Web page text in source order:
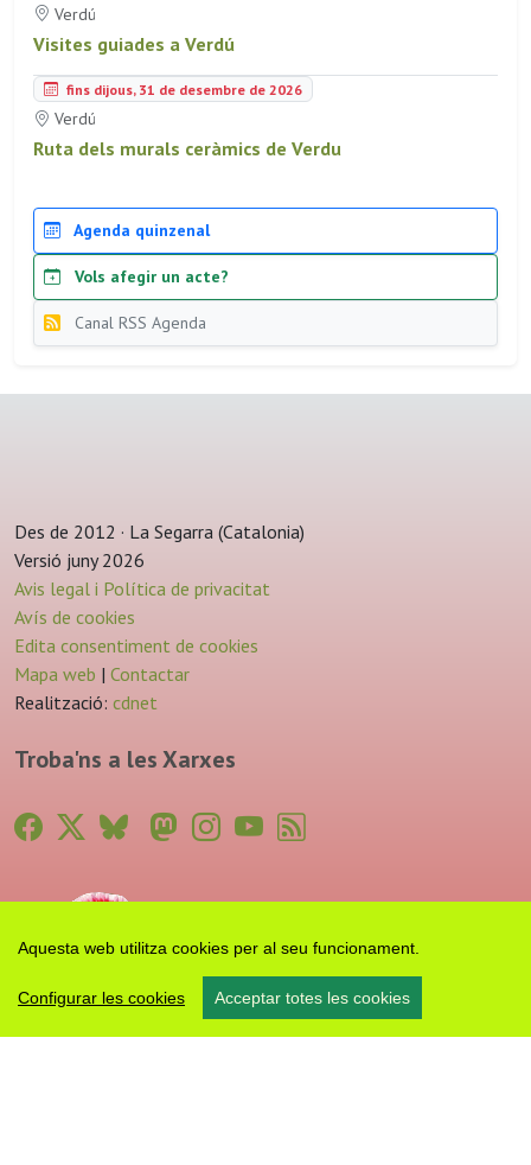
Aquesta web utilitza cookies per al seu funcionament.
Configurar les cookies Acceptar totes les cookies
Verdú
Visites guiades a Verdú
fins dijous, 31 de desembre de 2026
Verdú
Ruta dels murals ceràmics de Verdu
Agenda quinzenal
Vols afegir un acte?
Canal RSS Agenda
Des de 2012 · La Segarra (Catalonia)
Versió juny 2026
Avis legal i Política de privacitat
Avís de cookies
Edita consentiment de cookies
Mapa web | Contactar
Realització: cdnet
Troba'ns a les Xarxes